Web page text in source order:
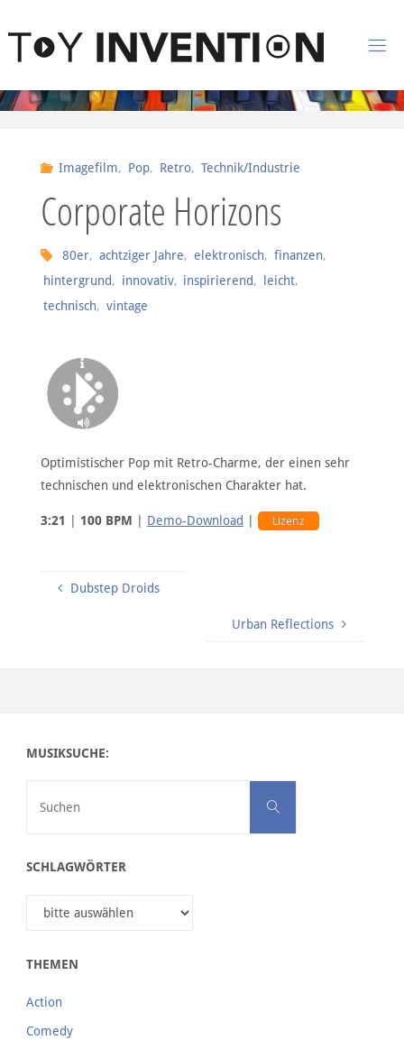
O
Y
Imagefilm, Pop, Retro, Technik/Industrie
Corporate Horizons
80er, achtziger Jahre, elektronisch, finanzen,
hintergrund, innovativ, inspirierend, leicht,
technisch, vintage
Optimistischer Pop mit Retro-Charme, der einen sehr
technischen und elektronischen Charakter hat.
3:21 100 BPM Demo-Download Lizenz
Dubstep Droids
Urban Reflections
MUSIKSUCHE:
Suchen
SCHLAGWÖRTER
THEMEN
Action
Comedy